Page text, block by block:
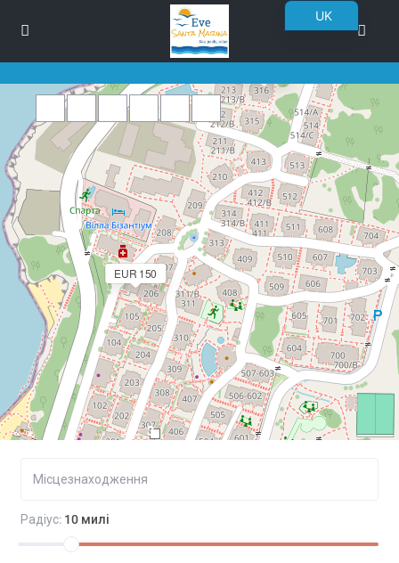
Завантаження карт
EUR 150
3
Радіус: 10 милі
UK
RO
DE
FR
PL
CS
SK
NN
ET
NL